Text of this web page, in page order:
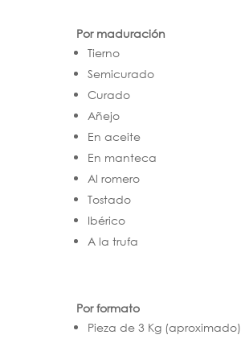
Por maduración
Tierno
Semicurado
Curado
Añejo
En aceite
En manteca
Al romero
Tostado
Ibérico
A la trufa
Por formato
Pieza de 3 Kg (aproximado)